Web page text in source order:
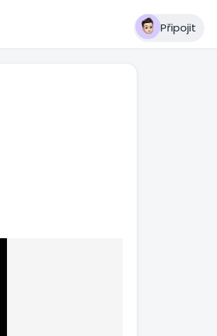
Připojit